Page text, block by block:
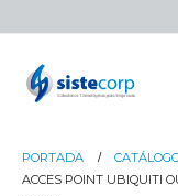
PORTADA
ACCES POINT UBIQUITI